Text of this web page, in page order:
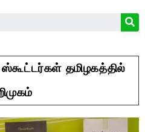
தமிழகத்தில்